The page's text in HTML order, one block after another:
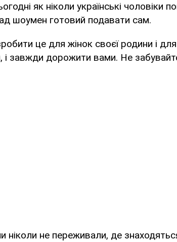
як ніколи українські чоловіки
шоумен готовий подавати сам.
це для жінок своєї родини і для
і завжди дорожити вами. Не
не переживали, де